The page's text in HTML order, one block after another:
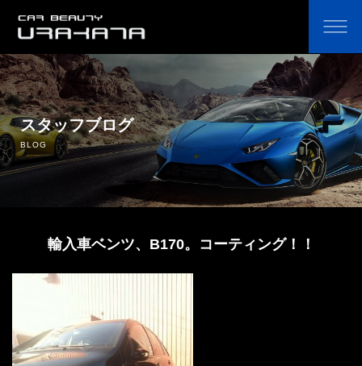
ホーム
オリジナルカーコーティング剤の通販
コーティングのこだわり・費用
コーティングの流れ
よくあるご質問
鈑金塗装
中古車販売
スタッフブログ
BLOG
輸入車ベンツ、B170。コーティング！！